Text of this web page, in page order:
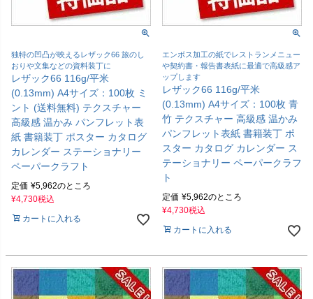
独特の凹凸が映えるレザック66 旅のし
おりや文集などの資料装丁に
レザック66 116g/平米
(0.13mm) A4サイズ：100枚 ミ
ント (送料無料) テクスチャー
高級感 温かみ パンフレット表
紙 書籍装丁 ポスター カタログ
カレンダー ステーショナリー
ペーパークラフト
定価 ¥5,962のところ
¥4,730税込
カートに入れる
エンボス加工の紙でレストランメニュー
や契約書・報告書表紙に最適で高級感ア
ップします
レザック66 116g/平米
(0.13mm) A4サイズ：100枚 青
竹 テクスチャー 高級感 温かみ
パンフレット表紙 書籍装丁 ポ
スター カタログ カレンダー ス
テーショナリー ペーパークラフ
ト
定価 ¥5,962のところ
¥4,730税込
カートに入れる